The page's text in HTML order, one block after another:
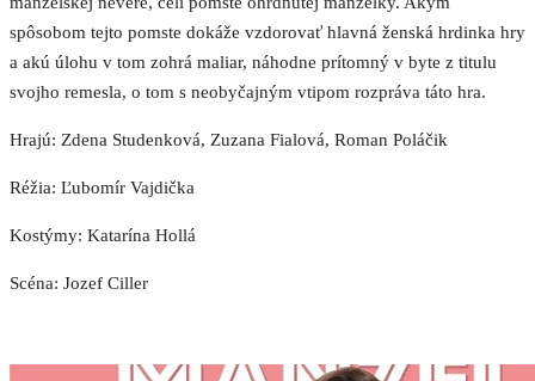
spôsobom tejto pomste dokáže vzdorovať hlavná ženská hrdinka hry
a akú úlohu v tom zohrá maliar, náhodne prítomný v byte z titulu
svojho remesla, o tom s neobyčajným vtipom rozpráva táto hra.
Hrajú: Zdena Studenková, Zuzana Fialová, Roman Poláčik
Réžia: Ľubomír Vajdička
Kostýmy: Katarína Hollá
Scéna: Jozef Ciller